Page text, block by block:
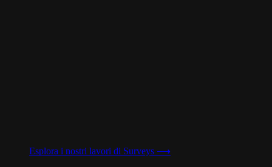
Esplora i nostri lavori di Surveys ⟶